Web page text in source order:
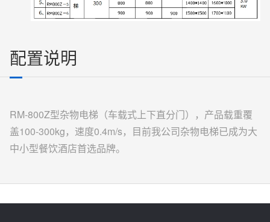
配置说明
RM-800Z型杂物电梯（车载式上下直分门），产品载重覆
盖100-300kg，速度0.4m/s，目前我公司杂物电梯已成为大
中小型餐饮酒店首选品牌。